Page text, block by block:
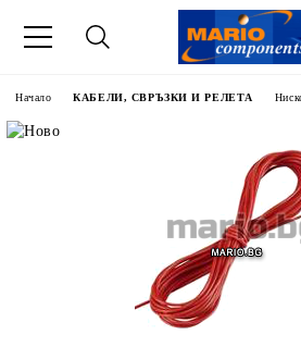
Начало КАБЕЛИ, СВРЪЗКИ И РЕЛЕТА